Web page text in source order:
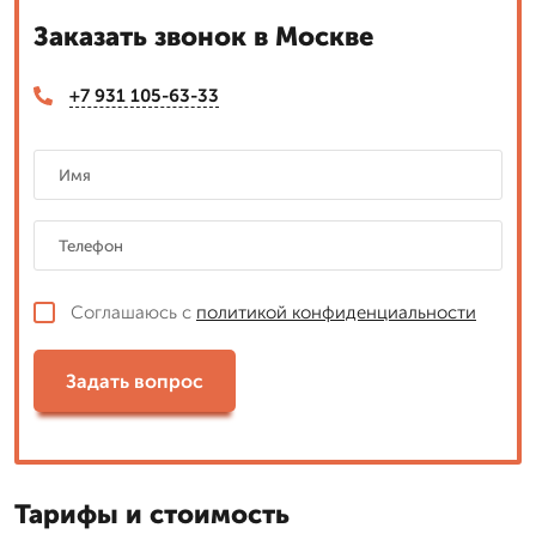
Заказать звонок в Москве
+7 931 105-63-33
Соглашаюсь с политикой конфиденциальности
Задать вопрос
Тарифы и стоимость